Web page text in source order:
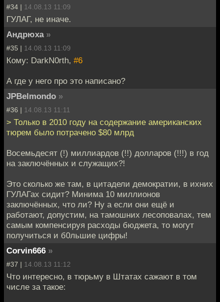
#34 | 14.08.13 11:09
ГУЛАГ, не иначе.
Андрюха »
#35 | 14.08.13 11:09
Кому: DarkN0rth, #6
А где у него про это написано?
JPBelmondo »
#36 | 14.08.13 11:11
> Только в 2010 году на содержание американских
тюрем было потрачено $80 млрд
Восемьдесят (!) миллиардов (!!) долларов (!!!) в год
на заключённых и служащих?!
Это сколько же там, в цитадели демократии, в ихних
ГУЛАГах сидит? Минима 10 миллионов
заключённых, что ли? Ну а если они ещё и
работают, допустим, на тамошних лесоповалах, тем
самым компенсируя расходы бюджета, то могут
получиться и б0льшие цифры!
Corvin666 »
#37 | 14.08.13 11:12
Что интересно, в тюрьму в Штатах сажают в том
числе за такое: